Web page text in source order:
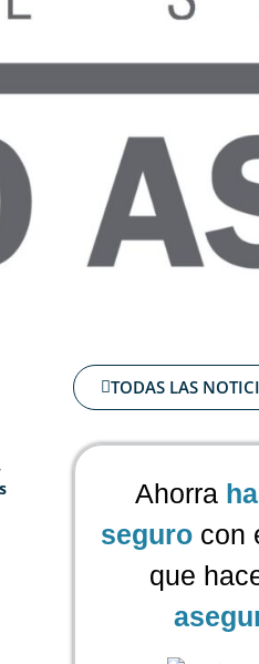
TODAS LAS
Ahorra
segurocon
que